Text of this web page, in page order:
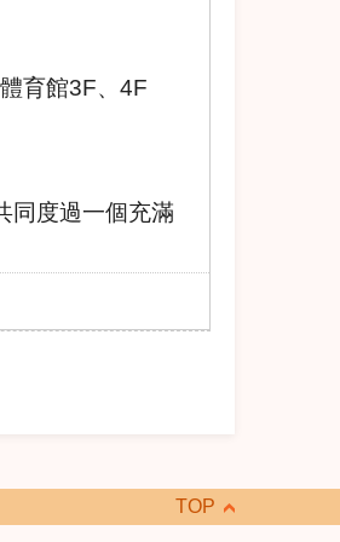
育館3F、4F
同度過一個充滿
TOP